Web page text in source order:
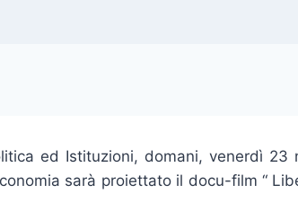
ed Istituzioni, domani, venerdì
sarà proiettato il docu-film “